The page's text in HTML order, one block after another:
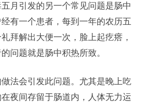
月引发的另一个常见问题是肠中
有一个患者，每到一年的农历五
拜解出大便一次，脸上起疙瘩，
问题就是肠中积热所致。
法会引发此问题。尤其是晚上吃
夜间存留于肠道内，人体无力运